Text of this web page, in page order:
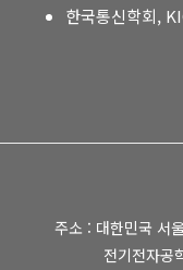
한국통신학회,
주소 : 대한민국 서
전기전자공